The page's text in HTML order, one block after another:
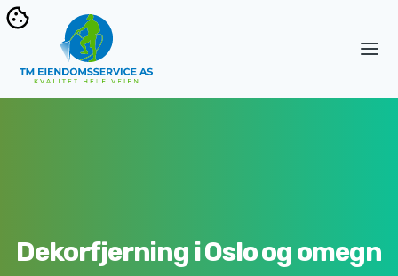
Dekorfjerning i Oslo og omegn